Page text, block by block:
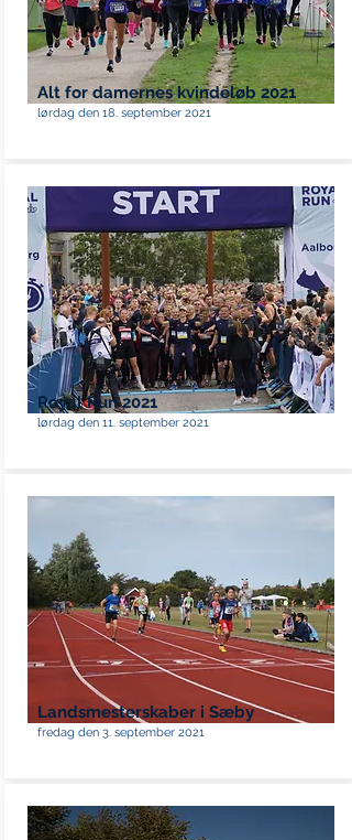
Alt for damernes kvindeløb 2021
lørdag den 18. september 2021
Royal Run 2021
lørdag den 11. september 2021
Landsmesterskaber i Sæby
fredag den 3. september 2021